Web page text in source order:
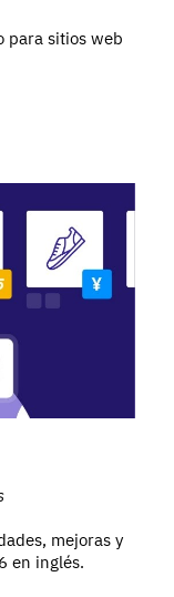
para sitios web
mejoras y
en inglés.